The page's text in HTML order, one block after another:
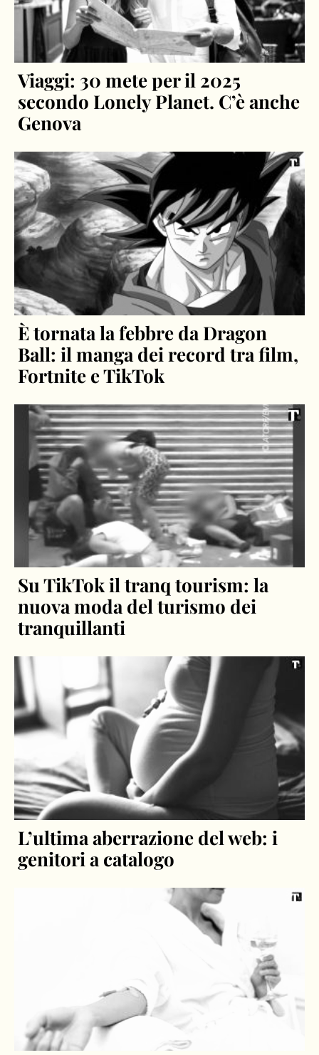
Viaggi: 30 mete per il 2025
secondo Lonely Planet. C’è anche
Genova
È tornata la febbre da Dragon
Ball: il manga dei record tra film,
Fortnite e TikTok
Su TikTok il tranq tourism: la
nuova moda del turismo dei
tranquillanti
L’ultima aberrazione del web: i
genitori a catalogo